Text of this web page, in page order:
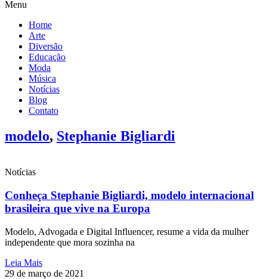
Menu
Home
Arte
Diversão
Educação
Moda
Música
Notícias
Blog
Contato
modelo, Stephanie Bigliardi
Notícias
Conheça Stephanie Bigliardi, modelo internacional
brasileira que vive na Europa
Modelo, Advogada e Digital Influencer, resume a vida da mulher
independente que mora sozinha na
Leia Mais
29 de março de 2021